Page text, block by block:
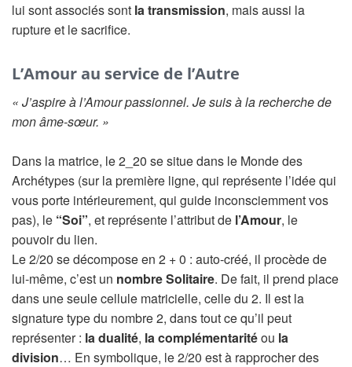
lui sont associés sont la transmission, mais aussi la
rupture et le sacrifice.
L’Amour au service de l’Autre
« J’aspire à l’Amour passionnel. Je suis à la recherche de
mon âme-sœur. »
Dans la matrice, le 2_20 se situe dans le Monde des
Archétypes (sur la première ligne, qui représente l’idée qui
vous porte intérieurement, qui guide inconsciemment vos
pas), le “Soi”, et représente l’attribut de l’Amour, le
pouvoir du lien.
Le 2/20 se décompose en 2 + 0 : auto-créé, il procède de
lui-même, c’est un nombre Solitaire. De fait, il prend place
dans une seule cellule matricielle, celle du 2. Il est la
signature type du nombre 2, dans tout ce qu’il peut
représenter : la dualité, la complémentaritéou la
division… En symbolique, le 2/20 est à rapprocher des